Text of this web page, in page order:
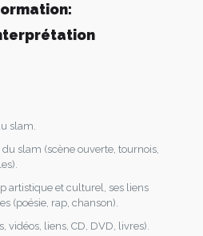
slam.
slam (scène ouverte, tournois,
artistique et culturel, ses liens
(poésie, rap, chanson).
vidéos, liens, CD, DVD, livres).